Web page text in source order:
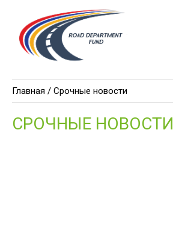
Главная / Срочные новости
СРОЧНЫЕ НОВОСТИ